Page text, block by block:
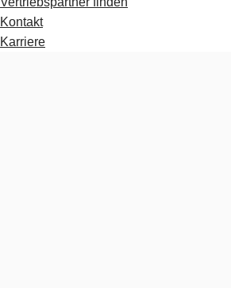
Kontakt
Karriere